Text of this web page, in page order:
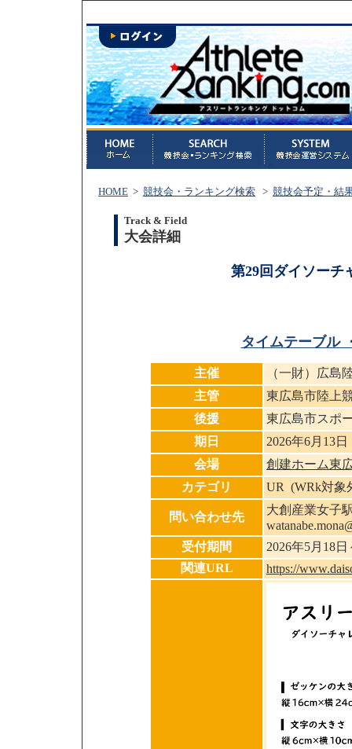
HOME > 競技会・ランキング検索 > 競技会予定・結
Track & Field
大会詳細
第29回ダイソーチ
タイムテーブル
主催
（一財）広島
主管
東広島市陸上
後援
東広島市スポ
期日
2026年6月13日
会場
創建ホーム東
カテゴリ
UR (WRk対象
問い合わせ先
大創産業女子
受付期間
2026年5月18
関連URL
https://